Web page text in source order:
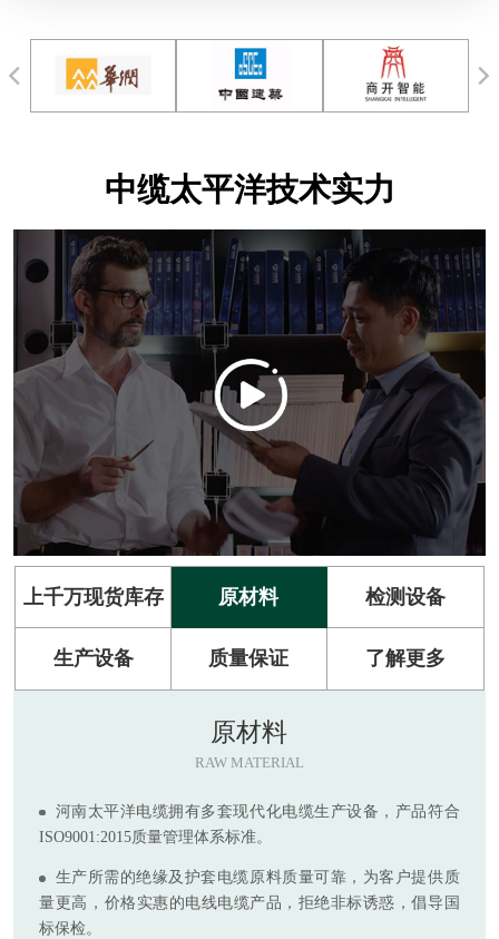
中缆太平洋技术实力
上千万现货库存 原材料 检测设备
生产设备 质量保证 了解更多
原材料
RAW MATERIAL
河南太平洋电缆拥有多套现代化电缆生产设备，产品符合
ISO9001:2015质量管理体系标准。
生产所需的绝缘及护套电缆原料质量可靠，为客户提供质
量更高，价格实惠的电线电缆产品，拒绝非标诱惑，倡导国
标保检。